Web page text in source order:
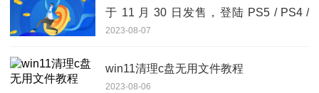
于 11 月 30 日发售，登陆 PS5 / PS4 /
Steam 平台
2023-08-07
win11清理c盘无用文件教程
2023-08-06